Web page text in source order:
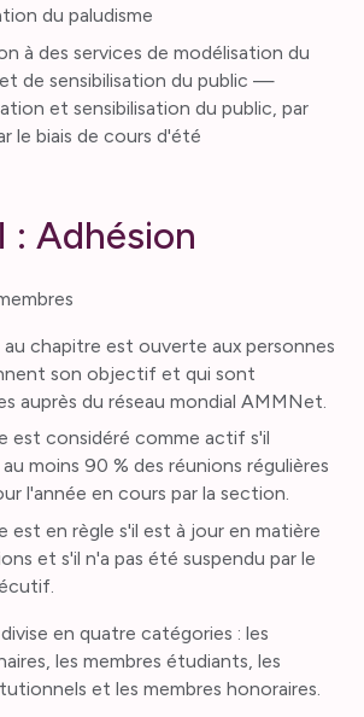
du paludisme
à des services de modélisation du
de sensibilisation du public —
et sensibilisation du public, par
le biais de cours d'été
: Adhésion
au chapitre est ouverte aux personnes
son objectif et qui sont
auprès du réseau mondial AMMNet.
est considéré comme actif s'il
moins 90 % des réunions régulières
l'année en cours par la section.
est en règle s'il est à jour en matière
et s'il n'a pas été suspendu par le
en quatre catégories : les
les membres étudiants, les
et les membres honoraires.